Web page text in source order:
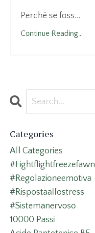
Perché se foss...
Continue Reading...
Categories
All Categories
#fightflightfreezefawn
#regolazioneemotiva
#rispostaallostress
#sistemanervoso
10000 Passi